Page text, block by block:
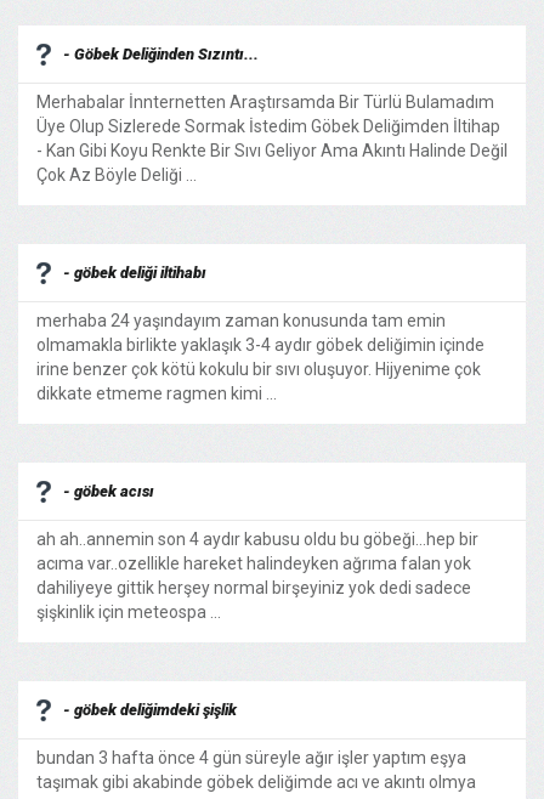
- Göbek Deliğinden Sızıntı...
Merhabalar İnnternetten Araştırsamda Bir Türlü Bulamadım
Üye Olup Sizlerede Sormak İstedim Göbek Deliğimden İltihap
- Kan Gibi Koyu Renkte Bir Sıvı Geliyor Ama Akıntı Halinde Değil
Çok Az Böyle Deliği ...
- göbek deliği iltihabı
merhaba 24 yaşındayım zaman konusunda tam emin
olmamakla birlikte yaklaşık 3-4 aydır göbek deliğimin içinde
irine benzer çok kötü kokulu bir sıvı oluşuyor. Hijyenime çok
dikkate etmeme ragmen kimi ...
- göbek acısı
ah ah..annemin son 4 aydır kabusu oldu bu göbeği...hep bir
acıma var..ozellikle hareket halindeyken ağrıma falan yok
dahiliyeye gittik herşey normal birşeyiniz yok dedi sadece
şişkinlik için meteospa ...
- göbek deliğimdeki şişlik
bundan 3 hafta önce 4 gün süreyle ağır işler yaptım eşya
taşımak gibi akabinde göbek deliğimde acı ve akıntı olmya